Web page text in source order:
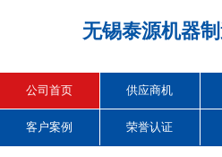
无锡泰源机器
公司首页 供应商机
客户案例 荣誉认证